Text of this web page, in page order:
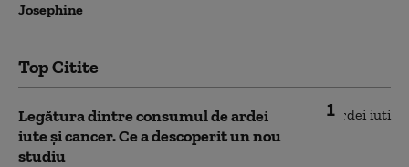
Josephine
Top Citite
1
Legătura dintre consumul de ardei
iute și cancer. Ce a descoperit un nou
studiu